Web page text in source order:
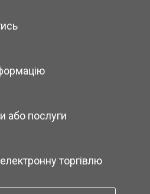
або послуги
торгівлю